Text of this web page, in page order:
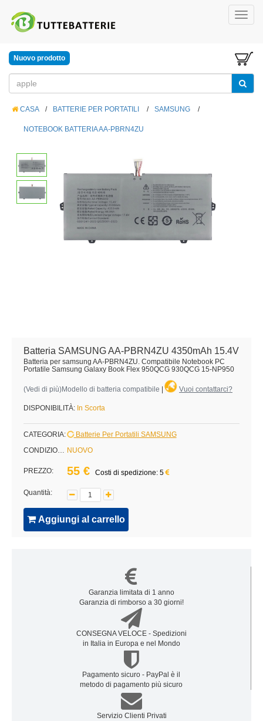
Nuovo prodotto
CASA / BATTERIE PER PORTATILI / SAMSUNG /
NOTEBOOK BATTERIA AA-PBRN4ZU
Batteria SAMSUNG AA-PBRN4ZU 4350mAh 15.4V
Batteria per samsung AA-PBRN4ZU. Compatibile Notebook PC
Portatile Samsung Galaxy Book Flex 950QCG 930QCG 15-NP950
(Vedi di più)Modello di batteria compatibile Vuoi contattarci?
DISPONIBILITÀ: In Scorta
CATEGORIA:
Batterie Per Portatili SAMSUNG
CONDIZIONE: NUOVO
PREZZO: 55 € Costi di spedizione: 5
Quantità:
Aggiungi al carrello
Garanzia limitata di 1 anno
Garanzia di rimborso a 30 giorni!
CONSEGNA VELOCE - Spedizioni
in Italia in Europa e nel Mondo
Pagamento sicuro - PayPal è il
metodo di pagamento più sicuro
Servizio Clienti Privati